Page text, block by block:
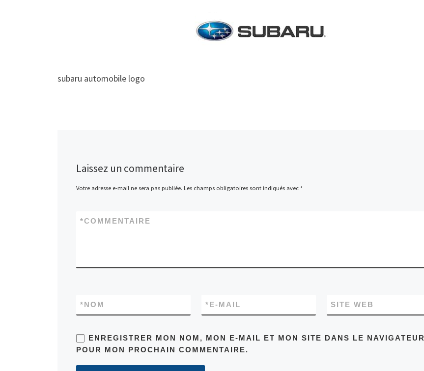
subaru automobile logo
Laissez un commentaire
Votre adresse e-mail ne sera pas publiée. Les champs obligatoires sont indiqués avec *
COMMENTAIRE
*
NOM
* E-MAIL
* SITE WEB
ENREGISTRER MON NOM, MON E-MAIL ET MON SITE DANS LE NAVIGATEUR
POUR MON PROCHAIN COMMENTAIRE.